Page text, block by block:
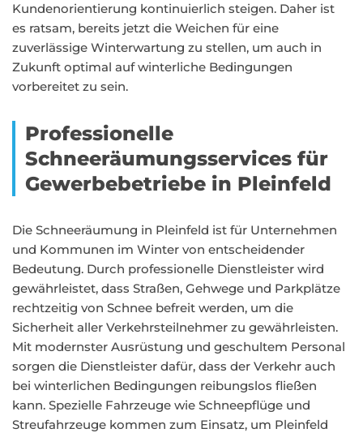
Kundenorientierung kontinuierlich steigen. Daher ist
es ratsam, bereits jetzt die Weichen für eine
zuverlässige Winterwartung zu stellen, um auch in
Zukunft optimal auf winterliche Bedingungen
vorbereitet zu sein.
Professionelle
Schneeräumungsservices für
Gewerbebetriebe in Pleinfeld
Die Schneeräumung in Pleinfeld ist für Unternehmen
und Kommunen im Winter von entscheidender
Bedeutung. Durch professionelle Dienstleister wird
gewährleistet, dass Straßen, Gehwege und Parkplätze
rechtzeitig von Schnee befreit werden, um die
Sicherheit aller Verkehrsteilnehmer zu gewährleisten.
Mit modernster Ausrüstung und geschultem Personal
sorgen die Dienstleister dafür, dass der Verkehr auch
bei winterlichen Bedingungen reibungslos fließen
kann. Spezielle Fahrzeuge wie Schneepflüge und
Streufahrzeuge kommen zum Einsatz, um Pleinfeld